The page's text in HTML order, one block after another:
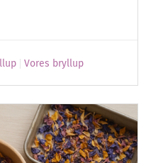
Vores bryllup